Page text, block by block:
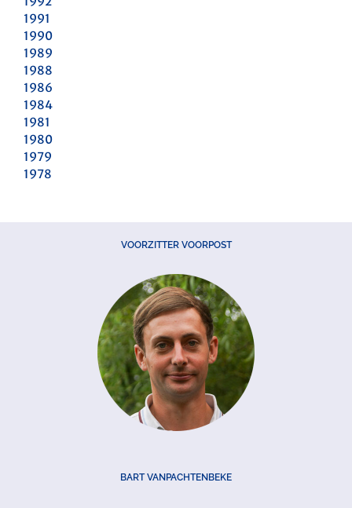
1991
1990
1989
1988
1986
1984
1981
1980
1979
1978
VOORZITTER VOORPOST
BART VANPACHTENBEKE